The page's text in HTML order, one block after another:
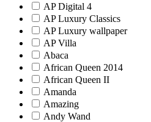
AP Digital 4
AP Luxury Classics
AP Luxury wallpaper
AP Villa
Abaca
African Queen 2014
African Queen II
Amanda
Amazing
Andy Wand